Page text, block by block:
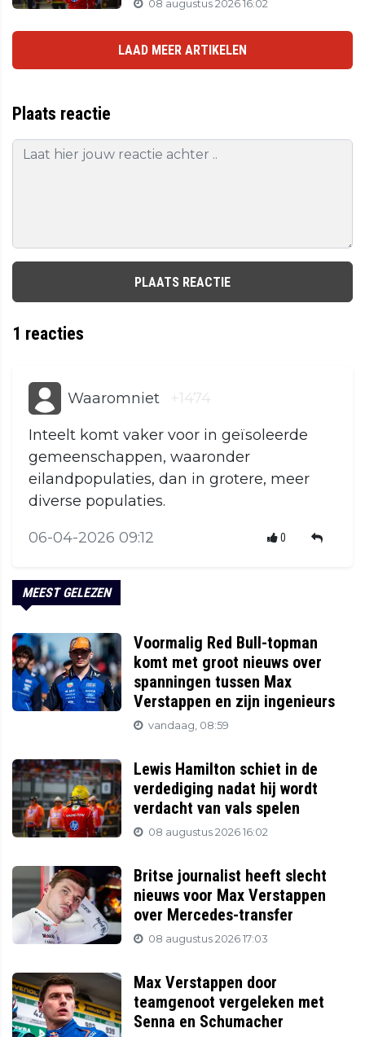
08 augustus 2026 16:02
LAAD MEER ARTIKELEN
Plaats reactie
PLAATS REACTIE
1 reacties
Waaromniet +1474
Inteelt komt vaker voor in geïsoleerde
gemeenschappen, waaronder
eilandpopulaties, dan in grotere, meer
diverse populaties.
06-04-2026 09:12 0
MEEST GELEZEN
Voormalig Red Bull-topman
komt met groot nieuws over
spanningen tussen Max
Verstappen en zijn ingenieurs
vandaag, 08:59
Lewis Hamilton schiet in de
verdediging nadat hij wordt
verdacht van vals spelen
08 augustus 2026 16:02
Britse journalist heeft slecht
nieuws voor Max Verstappen
over Mercedes-transfer
08 augustus 2026 17:03
Max Verstappen door
teamgenoot vergeleken met
Senna en Schumacher